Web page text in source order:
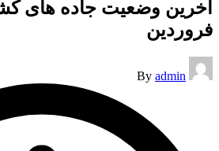
فروردین
Posted
by
By admin